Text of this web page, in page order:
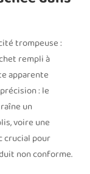
trompeuse :
rempli à
apparente
: le
un
voire une
crucial pour
non conforme.